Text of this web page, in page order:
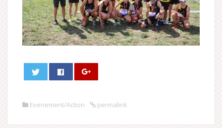
Evenement/Action permalink